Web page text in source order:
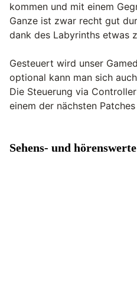
kommen und mit einem
Ganze ist zwar recht gut
dank des Labyrinths etwas
Gesteuert wird unser
optional kann man sich
Die Steuerung via
einem der nächsten
Sehens- und